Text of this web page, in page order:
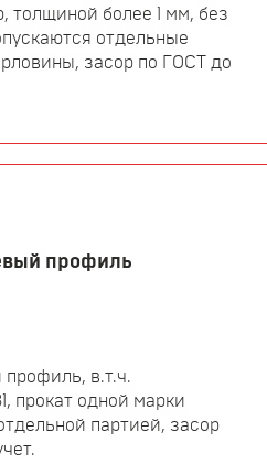
более 1 мм, без
отдельные
засор по ГОСТ до
профиль
в.т.ч.
прокат одной марки
партией, засор